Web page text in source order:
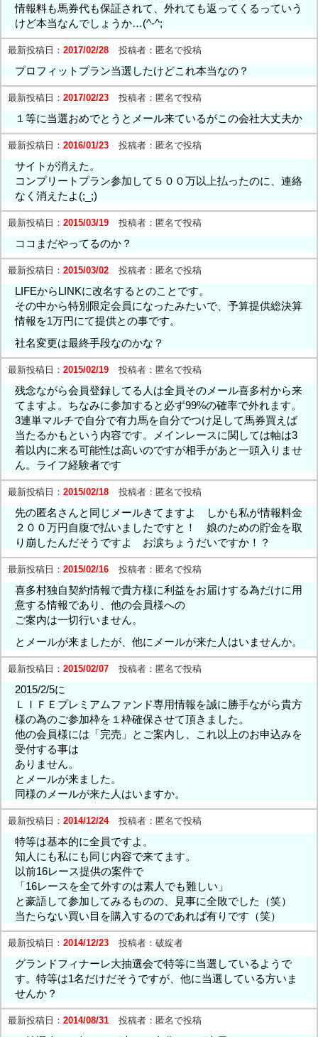
情報料も馬券代も保証されて、外れても返ってくるっていう
けど本当なんでしょうか…(^-^;
最新投稿日： 2017/02/28 投稿者： 匿名で投稿
プロフィットプラン当選したけどこれ本当なの？
最新投稿日： 2017/02/23 投稿者： 匿名で投稿
１等に当選おめでとうとメール来ているがこの会社大丈夫か
最新投稿日： 2016/01/23 投稿者： 匿名で投稿
サイトが消えた。
コンプリートプラン参加して５００万以上払ったのに、連絡
なく消えたよ(;_;)
最新投稿日： 2015/03/19 投稿者： 匿名で投稿
ココまだやってるのか？
最新投稿日： 2015/03/02 投稿者： 匿名で投稿
LIFEからLINKに改名するとのことです。
その中から特別限定会員になったみたいで、予算提供総決算
情報を1万円にて提供との事です。
社名変更は最終手段なのかな？
最新投稿日： 2015/02/19 投稿者： 匿名で投稿
残念ながら会員登録してる人は全員そのメール喜多村から来
てますよ。ちなみに参加すると必ず99%の確率で外れます。
3連単マルチで自分で有力馬を自分でつけ足して馬券買えば
当たるかもという内容です。メインレースに関しては軸は3
着以内に来る可能性は高いのですが相手があと一頭入りませ
ん。ライフ経験者です
最新投稿日： 2015/02/18 投稿者： 匿名で投稿
先の匿名さんと同じメールきてますよ しかも私が情報料金
２００万円自腹で払いましたですと！ 娘のための貯金を取
り崩したんだそうですよ お涙ちょうだいですか！？
最新投稿日： 2015/02/16 投稿者： 匿名で投稿
喜多村独自契約情報で貴方様に利益をお届けする為だけに用
意する情報であり、他の会員様への
ご案内は一切行いません。
とメールが来ましたが、他にメールが来た人はいませんか。
最新投稿日： 2015/02/07 投稿者： 匿名で投稿
2015/2/5に
ＬＩＦＥプレミアムファンド専用情報を誠に勝手ながら貴方
様の為のご参加枠を１枠確保させて頂きました。
他の会員様には「完売」とご案内し、これ以上のお申込みを
受付する事は
ありません。
とメールが来ました。
同様のメールが来た人はいますか。
最新投稿日： 2014/12/24 投稿者： 匿名で投稿
特等は基本的に全員ですよ。
知人にも私にも同じ内容で来てます。
以前16レース提供の案件で
「16レースを全て外すのは素人でも難しい」
と豪語して参加してみるものの、見事に全敗でした（笑）
当たらない買い目を購入するのであれば有りです（笑）
最新投稿日： 2014/12/23 投稿者： 破綻者
グランドフィナーレ大抽選会で特等に当選しているようで
す。特等は1名だけだそうですが、他に当選している方いま
せんか？
最新投稿日： 2014/08/31 投稿者： 匿名で投稿